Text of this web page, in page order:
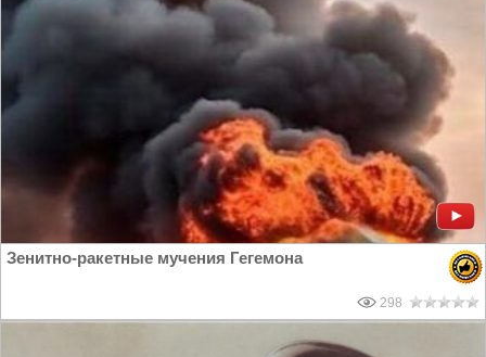
Зенитно-ракетные мучения Гегемона
298